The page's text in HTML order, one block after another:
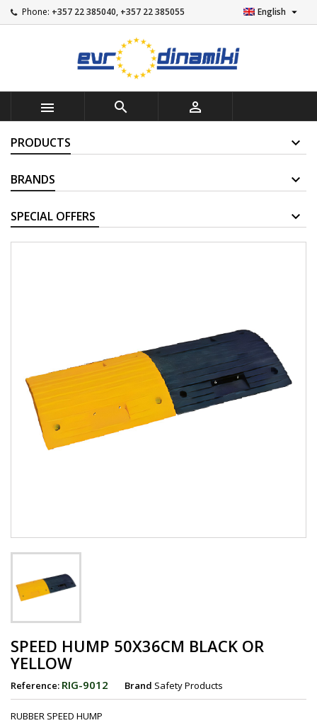
Phone: +357 22 385040, +357 22 385055 English 
  
PRODUCTS
BRANDS
SPEED HUMP 50X36CM BLACK OR
YELLOW
Reference: RIG-9012 Brand Safety Products
RUBBER SPEED HUMP